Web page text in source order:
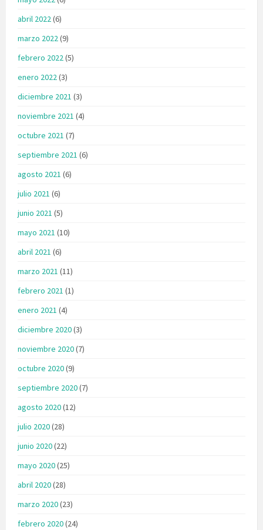
abril 2022(6)
marzo 2022(9)
febrero 2022(5)
enero 2022(3)
diciembre 2021 (3)
noviembre 2021 (4)
octubre 2021 (7)
septiembre 2021 (6)
agosto 2021 (6)
julio 2021 (6)
junio 2021 (5)
mayo 2021 (10)
abril 2021 (6)
marzo 2021 (11)
febrero 2021 (1)
enero 2021 (4)
diciembre 2020(3)
noviembre 2020(7)
octubre 2020(9)
septiembre 2020(7)
agosto 2020(12)
julio 2020(28)
junio 2020(22)
mayo 2020(25)
abril 2020(28)
marzo 2020(23)
febrero 2020(24)